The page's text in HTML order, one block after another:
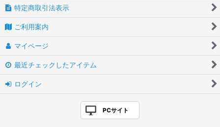
特定商取引法表示
ご利用案内
マイページ
最近チェックしたアイテム
ログイン
PCサイト